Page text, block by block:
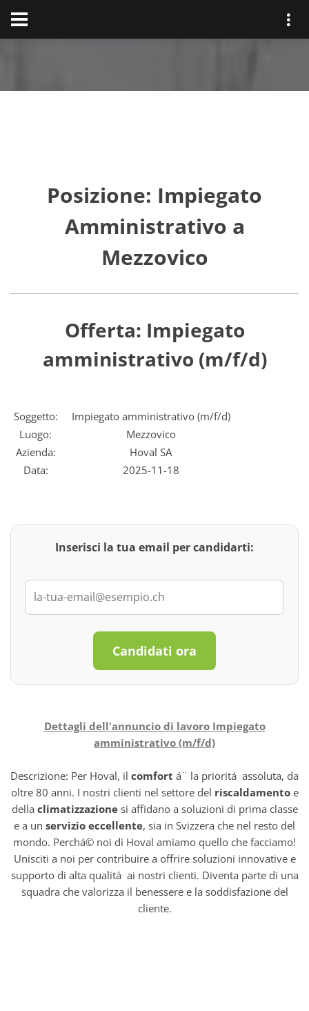
Posizione: Impiegato
Amministrativo a
Mezzovico
Offerta: Impiegato
amministrativo (m/f/d)
Soggetto:
Impiegato amministrativo (m/f/d)
Luogo:
Mezzovico
Azienda:
Hoval SA
Data:
2025-11-18
Inserisci la tua email per candidarti:
Candidati ora
Dettagli dell'annuncio di lavoro Impiegato
amministrativo (m/f/d)
Descrizione: Per Hoval, il comfort á¨ la prioritá assoluta, da
oltre 80 anni. I nostri clienti nel settore del riscaldamentoe
della climatizzazionesi affidano a soluzioni di prima classe
e a un servizio eccellente, sia in Svizzera che nel resto del
mondo. Perchá© noi di Hoval amiamo quello che facciamo!
Unisciti a noi per contribuire a offrire soluzioni innovative e
supporto di alta qualitá ai nostri clienti. Diventa parte di una
squadra che valorizza il benessere e la soddisfazione del
cliente.